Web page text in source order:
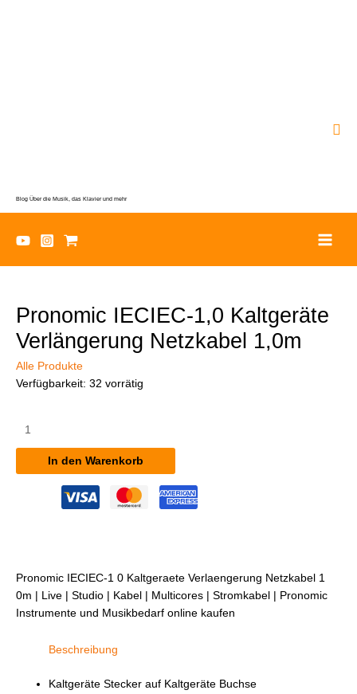
Blog Über die Musik, das Klavier und mehr
Pronomic IECIEC-1,0 Kaltgeräte
Verlängerung Netzkabel 1,0m
Alle Produkte
Verfügbarkeit: 32 vorrätig
IECIEC-
Kaltgeräte
Verlängerung
Netzkabel
In den Warenkorb
Pronomic IECIEC-1 0 Kaltgeraete Verlaengerung Netzkabel 1
0m | Live | Studio | Kabel | Multicores | Stromkabel | Pronomic
Instrumente und Musikbedarf online kaufen
Beschreibung
Kaltgeräte Stecker auf Kaltgeräte Buchse